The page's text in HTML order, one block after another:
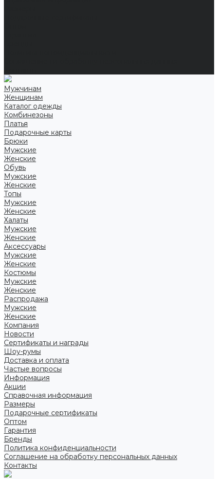
Мужчинам
Женщинам
Каталог одежды
Комбинезоны
Платья
Подарочные карты
Брюки
Мужские
Женские
Обувь
Мужские
Женские
Топы
Мужские
Женские
Халаты
Мужские
Женские
Аксессуары
Мужские
Женские
Костюмы
Мужские
Женские
Распродажа
Мужские
Женские
Компания
Новости
Сертификаты и награды
Шоу-румы
Доставка и оплата
Частые вопросы
Информация
Акции
Справочная информация
Размеры
Подарочные сертификаты
Оптом
Гарантия
Бренды
Политика конфиденциальности
Соглашение на обработку персональных данных
Контакты